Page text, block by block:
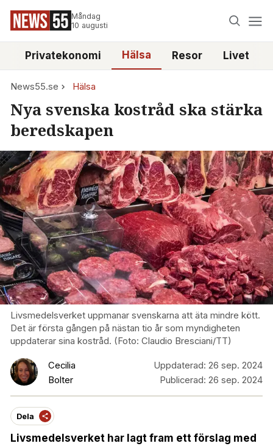
Måndag
10 augusti
Privatekonomi Hälsa Resor Livet
News55.se Hälsa
Nya svenska kostråd ska stärka
beredskapen
Livsmedelsverket uppmanar svenskarna att äta mindre kött.
Det är första gången på nästan tio år som myndigheten
uppdaterar sina kostråd. (Foto: Claudio Bresciani/TT)
Cecilia
Bolter
Uppdaterad: 26 sep. 2024
Publicerad: 26 sep. 2024
Dela
Livsmedelsverket har lagt fram ett förslag med